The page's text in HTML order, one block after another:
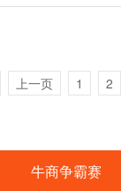
上一页 1 2
牛商争霸赛